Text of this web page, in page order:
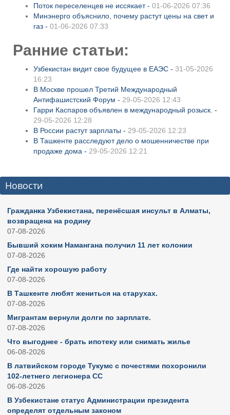
Поток переселенцев не иссякает - 01-06-2026 07:36
Минэнерго объяснило, почему растут цены на свет и
газ - 01-06-2026 07:33
Ранние статьи:
Узбекистан видит свое будущее в ЕАЭС - 31-05-2026
16:23
В Москве прошел Третий Международный
Антифашистский Форум - 29-05-2026 12:43
Гарри Каспаров объявлен в международный розыск. -
29-05-2026 12:28
В России растут зарплаты - 29-05-2026 12:23
В Ташкенте расследуют дело о мошенничестве при
продаже дома - 29-05-2026 12:21
Новости
Гражданка Узбекистана, перенёсшая инсульт в Алматы,
возвращена на родину
07-08-2026
Бывший хоким Намангана получил 11 лет колонии
07-08-2026
Где найти хорошую работу
07-08-2026
В Ташкенте любят жениться на старухах.
07-08-2026
Мигрантам вернули долги по зарплате.
07-08-2026
Что выгоднее - брать ипотеку или снимать жилье
06-08-2026
В латвийском городе Тукумс с почестями похоронили
102-летнего легионера СС
06-08-2026
В Узбекистане статус Администрации президента
определят отдельным законом